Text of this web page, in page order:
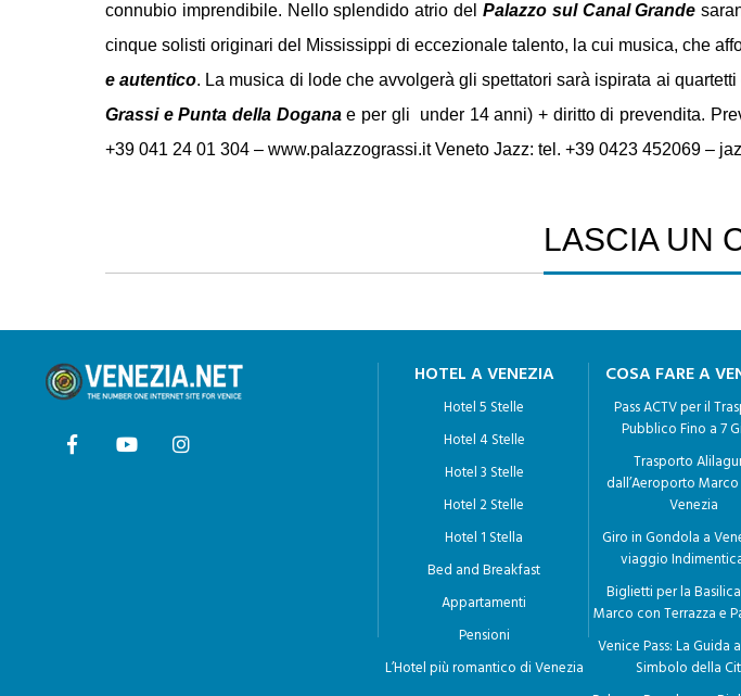
connubio imprendibile. Nello splendido atrio del Palazzo sul Canal Grande
cinque solisti originari del Mississippi di eccezionale talento, la cui musica, che
e autentico. La musica di lode che avvolgerà gli spettatori sarà ispirata ai
Grassi e Punta della Doganae per gli under 14 anni) + diritto di prevendita.
+39 041 24 01 304 – www.palazzograssi.it Veneto Jazz: tel. +39 0423 452069 –
LASCIA UN
HOTEL A VENEZIA
Hotel 5 Stelle
Hotel 4 Stelle
Hotel 3 Stelle
Hotel 2 Stelle
Hotel 1 Stella
Bed and Breakfast
Appartamenti
Pensioni
L’Hotel più romantico di Venezia
COSA FARE A
Pass ACTV per il
Pubblico Fino a 7
Trasporto
dall’Aeroporto
Venezia
Giro in Gondola a
viaggio
Biglietti per la
Marco con Terrazza e
Venice Pass: La Guida
Simbolo della